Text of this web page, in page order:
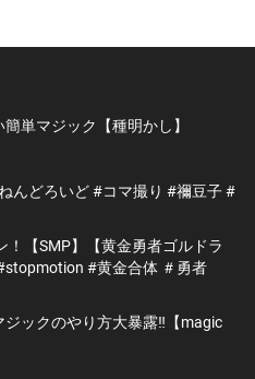
単マジック【種明かし】
んどろいど #コマ撮り #禰豆子 #
！【SMP】【黄金勇者ゴルドラ
#黄金合体 ＃勇者
ジックのやり方大暴露‼️【magic